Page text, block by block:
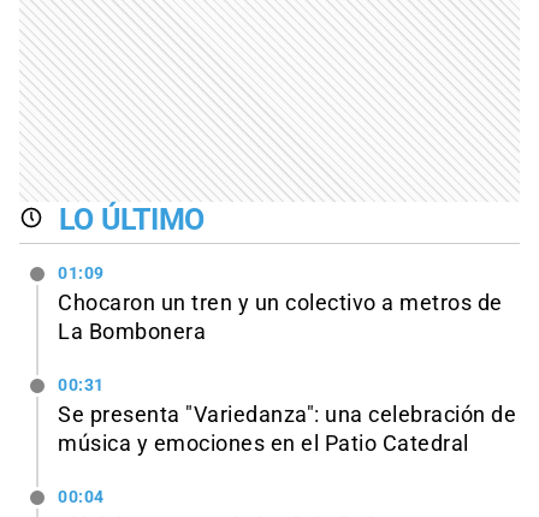
LO ÚLTIMO
01:09
Chocaron un tren y un colectivo a metros de
La Bombonera
00:31
Se presenta "Variedanza": una celebración de
música y emociones en el Patio Catedral
00:04